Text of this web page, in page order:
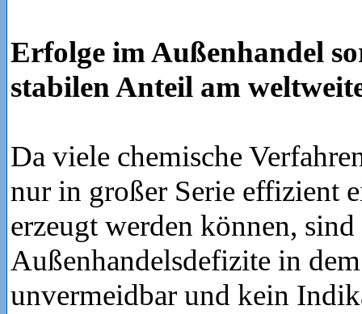
Erfolge im Außenhandel
stabilen Anteil am
Da viele chemische
nur in großer Serie effizient
erzeugt werden können, sind
Außenhandelsdefizite in
unvermeidbar und kein